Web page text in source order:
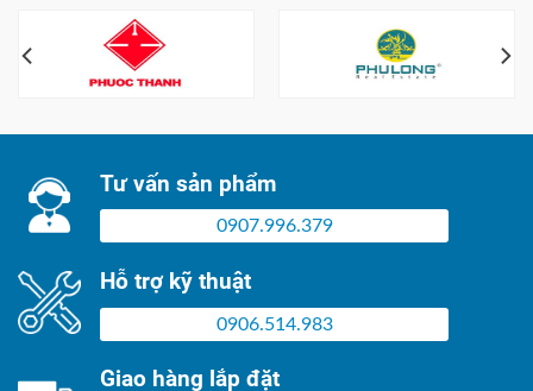
Tư vấn sản phẩm
0907.996.379
Hỗ trợ kỹ thuật
0906.514.983
Giao hàng lắp đặt